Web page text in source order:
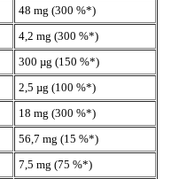
48 mg (300 %*)
4,2 mg (300 %*)
300 µg (150 %*)
2,5 µg (100 %*)
18 mg (300 %*)
56,7 mg (15 %*)
7,5 mg (75 %*)